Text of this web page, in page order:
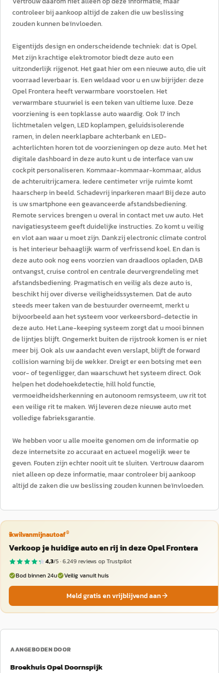
controleer bij aankoop altijd de zaken die uw beslissing
zouden kunnen beïnvloeden.
Eigentijds design en onderscheidende techniek: dat is Opel.
Met zijn krachtige elektromotor biedt deze auto een
uitzonderlijk rijgenot. Het gaat hier om een nieuwe auto, die uit
voorraad leverbaar is. Een weldaad voor u en uw bijrijder: deze
Opel Frontera heeft verwarmbare voorstoelen. Het
verwarmbare stuurwiel is een teken van ultieme luxe. Deze
voorziening is een topklasse auto waardig. Ook 17 inch
lichtmetalen velgen, LED koplampen, geluidsisolerende
ramen, in delen neerklapbare achterbank en LED-
achterlichten horen tot de voorzieningen op deze auto. Met het
digitale dashboard in deze auto kunt u de interface van uw
cockpit personaliseren. Kommaar-kommaar-kommaar, aldus
de achteruitrijcamera. Iedere centimeter vrije ruimte komt
haarscherp in beeld. Schadevrij inparkeren maar! Bij deze auto
is uw smartphone een geavanceerde afstandsbediening.
Remote services brengen u overal in contact met uw auto. Het
navigatiesysteem geeft duidelijke instructies. Zo komt u veilig
en vlot aan waar u moet zijn. Dankzij electronic climate control
is het interieur behaaglijk warm of verfrissend koel. En dan is
deze auto ook nog eens voorzien van draadloos opladen, DAB
ontvangst, cruise control en centrale deurvergrendeling met
afstandsbediening. Pragmatisch en veilig als deze auto is,
beschikt hij over diverse veiligheidssystemen. Dat de auto
steeds meer taken van de bestuurder overneemt, merkt u
bijvoorbeeld aan het systeem voor verkeersbord-detectie in
deze auto. Het Lane-keeping systeem zorgt dat u mooi binnen
de lijntjes blijft. Ongemerkt buiten de rijstrook komen is er niet
meer bij. Ook als uw aandacht even verslapt, blijft de forward
collision warning bij de wekker. Dreigt er een botsing met een
voor- of tegenligger, dan waarschuwt het systeem direct. Ook
helpen het dodehoekdetectie, hill hold functie,
vermoeidheidsherkenning en autonoom remsysteem, uw rit tot
een veilige rit te maken. Wij leveren deze nieuwe auto met
volledige fabrieksgarantie.
We hebben voor u alle moeite genomen om de informatie op
deze internetsite zo accuraat en actueel mogelijk weer te
geven. Fouten zijn echter nooit uit te sluiten. Vertrouw daarom
niet alleen op deze informatie, maar controleer bij aankoop
altijd de zaken die uw beslissing zouden kunnen beïnvloeden.
ikwilvanmijnautoaf®
Verkoop je huidige auto en rij in deze Opel Frontera
4,3/5 ·6.249reviews op Trustpilot
Bod binnen 24u
Veilig vanuit huis
Meld gratis en vrijblijvend aan
AANGEBODEN DOOR
Broekhuis Opel Doornspijk